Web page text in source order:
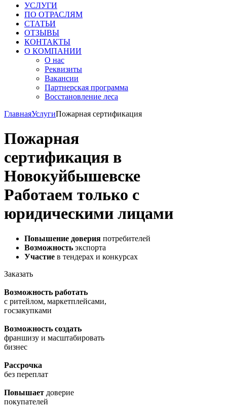
УСЛУГИ
ПО ОТРАСЛЯМ
СТАТЬИ
ОТЗЫВЫ
КОНТАКТЫ
О КОМПАНИИ
О нас
Реквизиты
Вакансии
Партнерская программа
Восстановление леса
ГлавнаяУслугиПожарная сертификация
Пожарная
сертификация в
Новокуйбышевске
Работаем только с
юридическими лицами
Повышение доверия потребителей
Возможность экспорта
Участие в тендерах и конкурсах
Заказать
Возможность работать
с ритейлом, маркетплейсами,
госзакупками
Возможность создать
франшизу и масштабировать
бизнес
Рассрочка
без переплат
Повышает доверие
покупателей